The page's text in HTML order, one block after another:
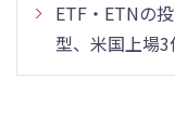
ETF・ETNの
型、米国上場